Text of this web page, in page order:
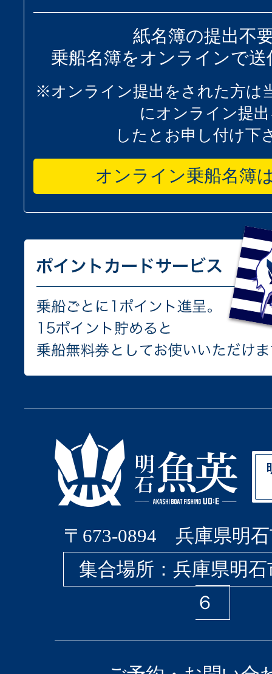
紙名簿の提出不
乗船名簿をオンラインで
※オンライン提出をされた方は
にオンライン提
したとお申し付け下
オンライン乗船名簿
〒673-0894 兵庫県明石
集合場所：兵庫県明
６